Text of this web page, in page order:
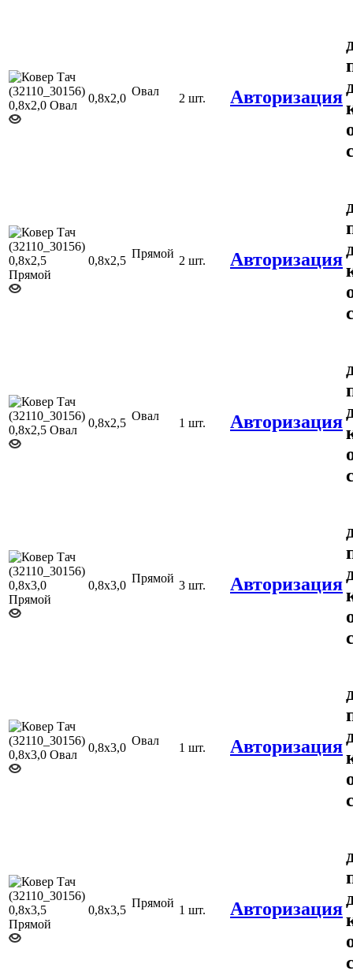
0,8х2,0
Овал
2 шт. Авторизация
0,8х2,5
Прямой
2 шт. Авторизация
0,8х2,5
Овал
1 шт. Авторизация
0,8х3,0
Прямой
3 шт. Авторизация
0,8х3,0
Овал
1 шт. Авторизация
0,8х3,5
Прямой
1 шт. Авторизация